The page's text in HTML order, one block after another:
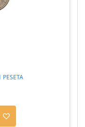
PESETA